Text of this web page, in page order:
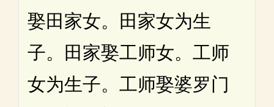
娶田家女。田家女为生
子。田家娶工师女。工师
女为生子。工师娶婆罗门